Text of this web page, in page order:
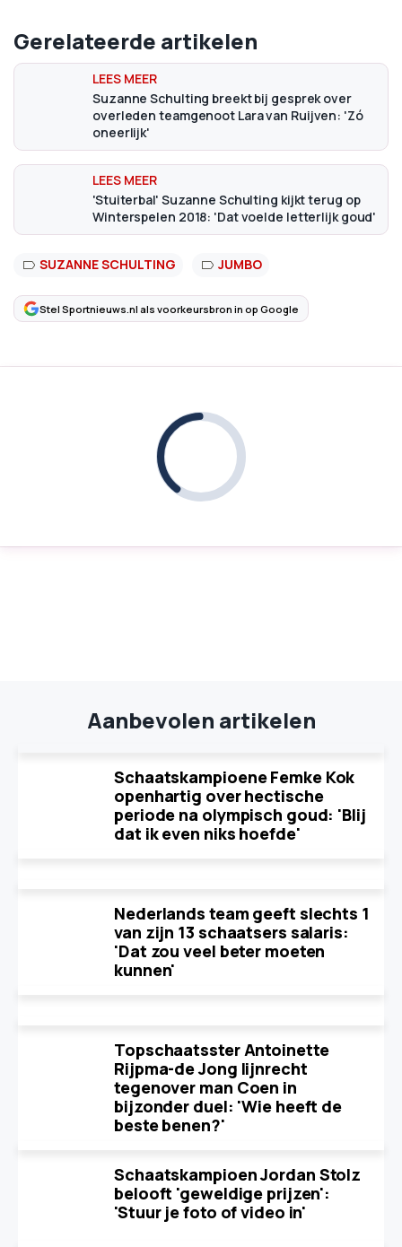
Gerelateerde artikelen
Suzanne Schulting breekt bij gesprek over
overleden teamgenoot Lara van Ruijven: 'Zó
oneerlijk'
'Stuiterbal' Suzanne Schulting kijkt terug op
Winterspelen 2018: 'Dat voelde letterlijk goud'
SUZANNE SCHULTING JUMBO
Stel Sportnieuws.nl als voorkeursbron in op Google
Aanbevolen artikelen
Schaatskampioene Femke Kok
openhartig over hectische
periode na olympisch goud: 'Blij
dat ik even niks hoefde'
Nederlands team geeft slechts 1
van zijn 13 schaatsers salaris:
'Dat zou veel beter moeten
kunnen'
Topschaatsster Antoinette
Rijpma-de Jong lijnrecht
tegenover man Coen in
bijzonder duel: 'Wie heeft de
beste benen?'
Schaatskampioen Jordan Stolz
belooft 'geweldige prijzen':
'Stuur je foto of video in'